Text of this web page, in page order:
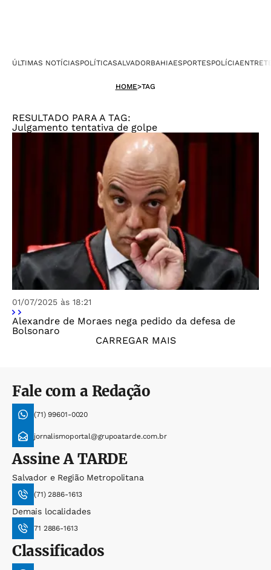
ÚLTIMAS NOTÍCIASPOLÍTICASALVADORBAHIAESPORTESPOLÍCIA
HOME>TAG
RESULTADO PARA A TAG:
Julgamento tentativa de golpe
01/07/2025 às 18:21
Alexandre de Moraes nega pedido da defesa de
Bolsonaro
CARREGAR MAIS
Fale com a Redação
(71) 99601-0020
jornalismoportal@grupoatarde.com.br
AssineA TARDE
Salvador e Região Metropolitana
(71) 2886-1613
Demais localidades
71 2886-1613
Classificados